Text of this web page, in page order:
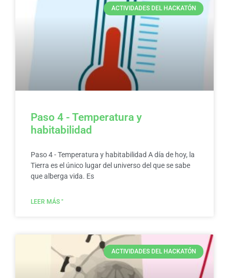
ACTIVIDADES DEL HACKATÓN
Paso 4 - Temperatura y
habitabilidad
Paso 4 - Temperatura y habitabilidad A día de hoy, la
Tierra es el único lugar del universo del que se sabe
que alberga vida. Es
LEER MÁS "
ACTIVIDADES DEL HACKATÓN